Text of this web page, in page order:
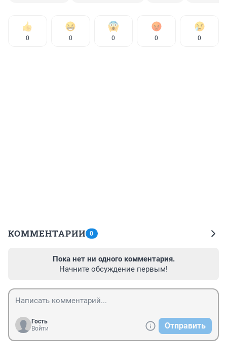
0 0 0 0 0
КОММЕНТАРИИ 0
Пока нет ни одного комментария.
Начните обсуждение первым!
Гость
Войти
Отправить